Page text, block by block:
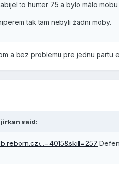
to hunter 75 a bylo málo mobu
tak tam nebyli žádní moby.
a bez problemu pre jednu
jirkan said:
...=4015&skill=257